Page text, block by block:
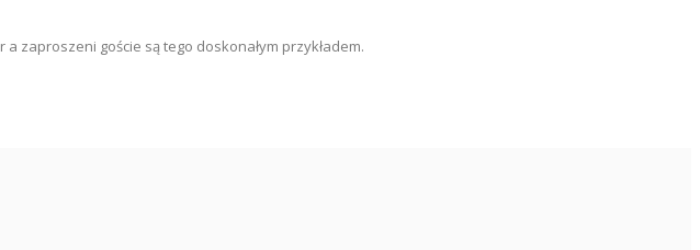
zaproszeni goście są tego doskonałym przykładem.